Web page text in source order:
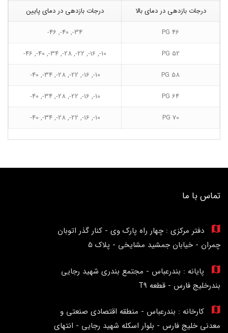
درجات بازدهی در دمای بالا
درجات بازدهی در دمای پایین
PG 46
34-, 40-, 46-
PG 52
10-, 16-, 22-, 28-, 34-, 40-, 46-
PG 58
10-, 16-, 22-, 28-, 34-, 40-
PG 64
10-, 16-, 22-, 28-, 34-, 40-
PG 70
10-, 16-, 22-, 28-, 34-, 40-
تماس با ما
دفتر مرکزی : چهار راه پارک وی - کنار گذر اتوبان
چمران - خیابان جمشید مشایخی - پلاک 5
پایانه : بندرعباس - مجتمع بندری شهید رجایی
بندرخلیج فارس - قطعه T9
کارخانه : بندرعباس - منطقه اقتصادی صنعتی و
معدنی خلیج فارس - بلوار اسکله شهید رجایی - انتهای